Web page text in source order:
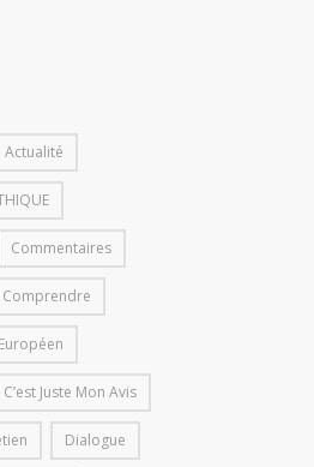
Actualité
Commentaires
Comprendre
C’est Juste Mon Avis
Dialogue